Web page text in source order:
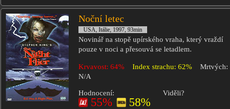
Noční letec
USA, Itálie, 1997, 93min
Novinář na stopě upírského vraha, který vraždí
pouze v noci a přesouvá se letadlem.
Krvavost: 64% Index strachu: 62%
Mrtvých:
N/A
Hodnocení:
55% 58%
Viděli?